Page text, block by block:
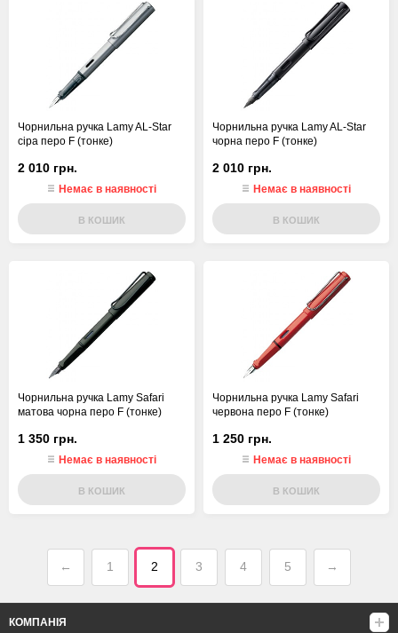
Чорнильна ручка Lamy AL-Star
сіра перо F (тонке)
2 010 грн.
Немає в наявності
В КОШИК
Чорнильна ручка Lamy AL-Star
чорна перо F (тонке)
2 010 грн.
Немає в наявності
В КОШИК
Чорнильна ручка Lamy Safari
матова чорна перо F (тонке)
1 350 грн.
Немає в наявності
В КОШИК
Чорнильна ручка Lamy Safari
червона перо F (тонке)
1 250 грн.
Немає в наявності
В КОШИК
← 1 2 3 4 5 →
КОМПАНІЯ